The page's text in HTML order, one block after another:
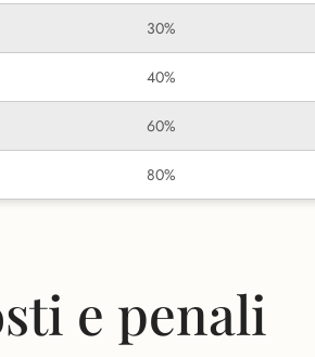
30%
40%
60%
80%
e penali